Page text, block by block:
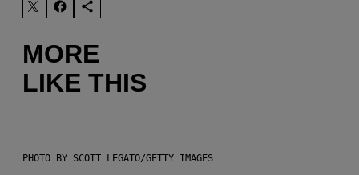
MORE
LIKE THIS
PHOTO BY SCOTT LEGATO/GETTY IMAGES